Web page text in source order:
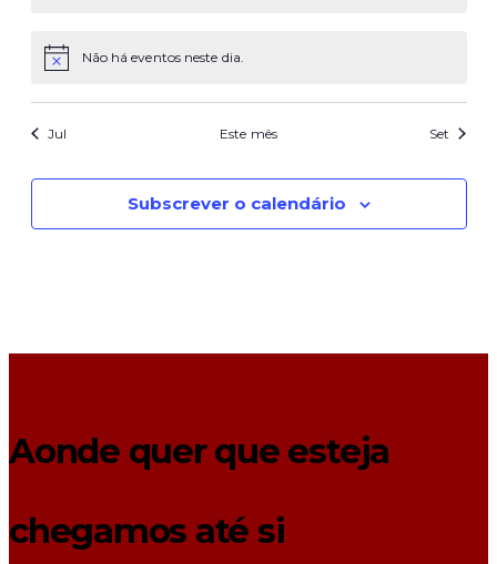
Aviso Não há eventos neste dia.
Jul Este mês Set
Subscrever o calendário
Aonde quer que esteja
chegamos até si